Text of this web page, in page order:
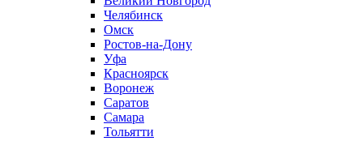
Челябинск
Омск
Ростов-на-Дону
Уфа
Красноярск
Воронеж
Саратов
Самара
Тольятти